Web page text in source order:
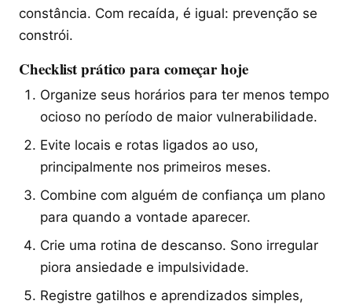
constância. Com recaída, é igual: prevenção se
constrói.
Checklist prático para começar hoje
Organize seus horários para ter menos tempo
ocioso no período de maior vulnerabilidade.
Evite locais e rotas ligados ao uso,
principalmente nos primeiros meses.
Combine com alguém de confiança um plano
para quando a vontade aparecer.
Crie uma rotina de descanso. Sono irregular
piora ansiedade e impulsividade.
Registre gatilhos e aprendizados simples,